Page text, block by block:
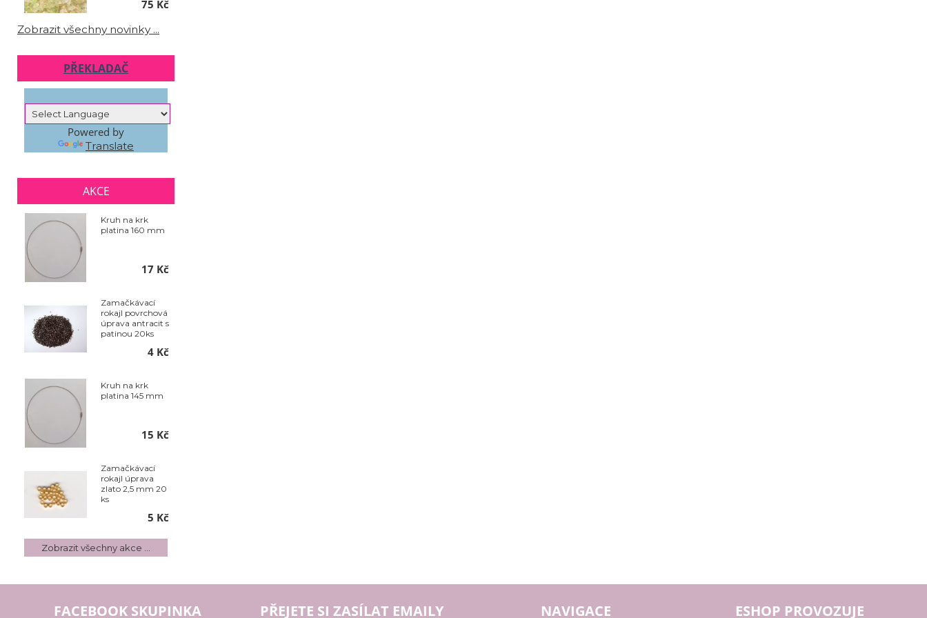
75 Kč
Zobrazit všechny novinky ...
PŘEKLADAČ
Powered by
Translate
AKCE
Kruh na krk
platina 160 mm
17 Kč
Zamačkávací
rokajl povrchová
úprava antracit s
patinou 20ks
4 Kč
Kruh na krk
platina 145 mm
15 Kč
Zamačkávací
rokajl úprava
zlato 2,5 mm 20
ks
5 Kč
Zobrazit všechny akce ...
FACEBOOK SKUPINKA PŘEJETE SI ZASÍLAT EMAILY NAVIGACE ESHOP PROVOZUJE